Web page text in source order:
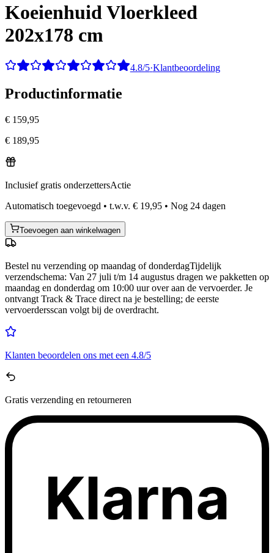
Koeienhuid Vloerkleed
202x178 cm
4.8/5·Klantbeoordeling
Productinformatie
€ 159,95
€ 189,95
Inclusief gratis onderzettersActie
Automatisch toegevoegd • t.w.v. € 19,95 • Nog 24 dagen
Toevoegen aan winkelwagen
Bestel nu verzending op maandag of donderdagTijdelijk
verzendschema: Van 27 juli t/m 14 augustus dragen we pakketten op
maandag en donderdag om 10:00 uur over aan de vervoerder. Je
ontvangt Track & Trace direct na je bestelling; de eerste
vervoerdersscan volgt bij de overdracht.
Klanten beoordelen ons met een 4.8/5
Gratis verzending en retourneren
Klarna